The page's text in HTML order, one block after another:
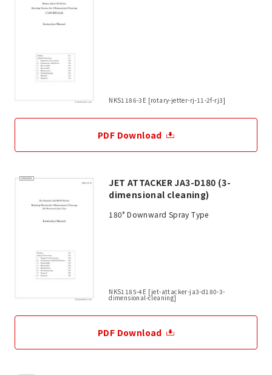
NKS1186-3E [rotary-jetter-rj-11-2f-rj3]
PDF Download
JET ATTACKER JA3-D180 (3-
dimensional cleaning)
180° Downward Spray Type
NKS1185-4E [jet-attacker-ja3-d180-3-
dimensional-cleaning]
PDF Download